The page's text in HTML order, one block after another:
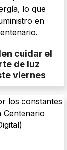
cuidar el
de luz
viernes